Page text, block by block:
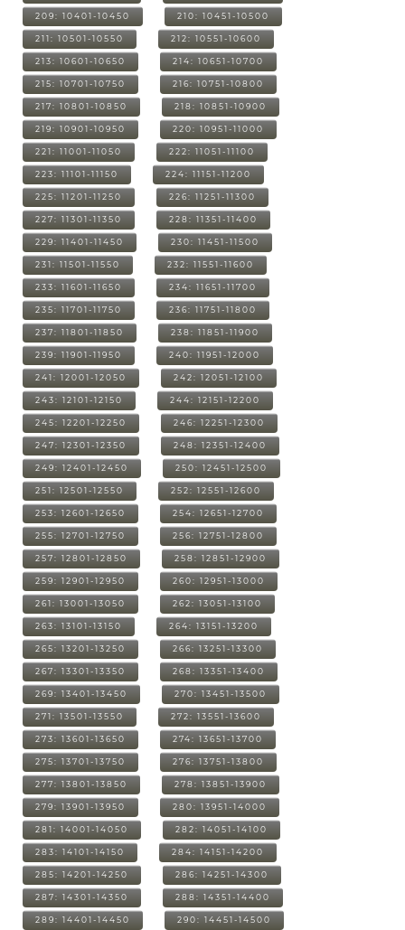
209: 10401-10450 210: 10451-10500
211: 10501-10550 212: 10551-10600
213: 10601-10650 214: 10651-10700
215: 10701-10750 216: 10751-10800
217: 10801-10850 218: 10851-10900
219: 10901-10950 220: 10951-11000
221: 11001-11050 222: 11051-11100
223: 11101-11150 224: 11151-11200
225: 11201-11250 226: 11251-11300
227: 11301-11350 228: 11351-11400
229: 11401-11450 230: 11451-11500
231: 11501-11550 232: 11551-11600
233: 11601-11650 234: 11651-11700
235: 11701-11750 236: 11751-11800
237: 11801-11850 238: 11851-11900
239: 11901-11950 240: 11951-12000
241: 12001-12050 242: 12051-12100
243: 12101-12150 244: 12151-12200
245: 12201-12250 246: 12251-12300
247: 12301-12350 248: 12351-12400
249: 12401-12450 250: 12451-12500
251: 12501-12550 252: 12551-12600
253: 12601-12650 254: 12651-12700
255: 12701-12750 256: 12751-12800
257: 12801-12850 258: 12851-12900
259: 12901-12950 260: 12951-13000
261: 13001-13050 262: 13051-13100
263: 13101-13150 264: 13151-13200
265: 13201-13250 266: 13251-13300
267: 13301-13350 268: 13351-13400
269: 13401-13450 270: 13451-13500
271: 13501-13550 272: 13551-13600
273: 13601-13650 274: 13651-13700
275: 13701-13750 276: 13751-13800
277: 13801-13850 278: 13851-13900
279: 13901-13950 280: 13951-14000
281: 14001-14050 282: 14051-14100
283: 14101-14150 284: 14151-14200
285: 14201-14250 286: 14251-14300
287: 14301-14350 288: 14351-14400
289: 14401-14450 290: 14451-14500